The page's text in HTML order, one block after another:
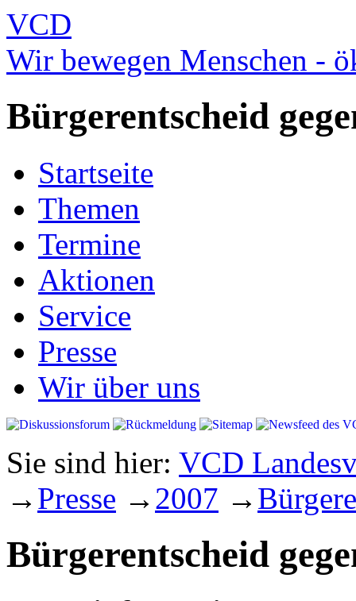
VCD
Wir bewegen Menschen -
Bürgerentscheid
Startseite
Themen
Termine
Aktionen
Service
Presse
Wir über uns
Sie sind hier: VCD
→ Presse → 2007 →
Bürgerentscheid